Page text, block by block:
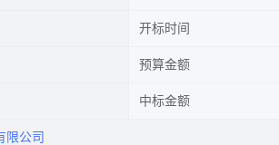
开标时间
预算金额
中标金额
限公司